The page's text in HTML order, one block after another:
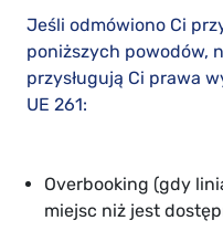
Jeśli odmówiono Ci
poniższych powodów,
przysługują Ci prawa
UE 261:
Overbooking (gdy
miejsc niż jest